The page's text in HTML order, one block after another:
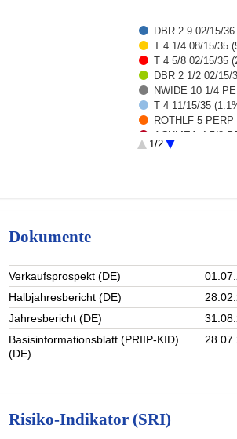
DBR 2.9 02/15/
T 4 1/4 08/15/35
T 4 5/8 02/15/35
DBR 2 1/2 02/15/
NWIDE 10 1/4
T 4 11/15/35
ROTHLF 5 PERP
ACHMEA 4 5/8
COVBS 8 3/4
1/2
Dokumente
Verkaufsprospekt (DE)
Halbjahresbericht (DE)
Jahresbericht (DE)
Basisinformationsblatt (PRIIP-KID)
(DE)
Risiko-Indikator (SRI)